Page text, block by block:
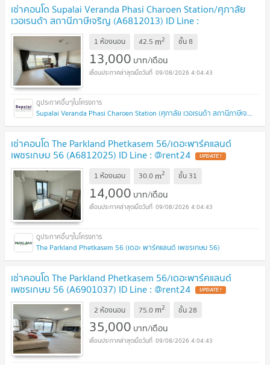
เช่าคอนโด Supalai Veranda Phasi Charoen Station/ศุภาลัย
เวอเรนด้า สถานีภาษีเจริญ (A6812013) ID Line :
@rent24
1 ห้องนอน 42.5 m2 ชั้น8
13,000 บาท/เดือน
09/08/2026 4:04:43
Supalai Veranda Phasi Charoen Station (ศุภาลัย เวอเรนด้า สถานีภาษีเจริญ)
เช่าคอนโด The Parkland Phetkasem 56/เดอะพาร์คแลนด์
เพชรเกษม 56 (A6812025) ID Line : @rent24
1 ห้องนอน 30.0 m2 ชั้น 31
14,000 บาท/เดือน
09/08/2026 4:04:43
The Parkland Phetkasem 56 (เดอะ พาร์คแลนด์ เพชรเกษม 56)
เช่าคอนโด The Parkland Phetkasem 56/เดอะพาร์คแลนด์
เพชรเกษม 56 (A6901037) ID Line : @rent24
2 ห้องนอน 75.0 m2 ชั้น28
35,000 บาท/เดือน
09/08/2026 4:04:43